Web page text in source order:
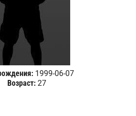
1999-06-07
Возраст:27